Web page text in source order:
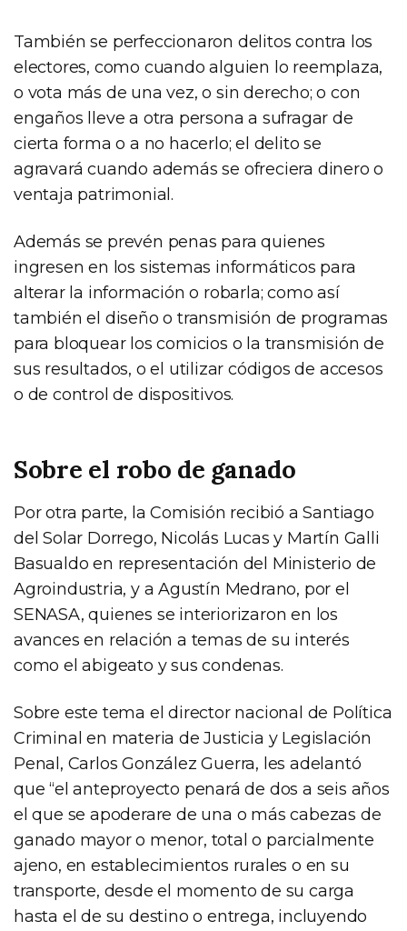
También se perfeccionaron delitos contra los
electores, como cuando alguien lo reemplaza,
o vota más de una vez, o sin derecho; o con
engaños lleve a otra persona a sufragar de
cierta forma o a no hacerlo; el delito se
agravará cuando además se ofreciera dinero o
ventaja patrimonial.
Además se prevén penas para quienes
ingresen en los sistemas informáticos para
alterar la información o robarla; como así
también el diseño o transmisión de programas
para bloquear los comicios o la transmisión de
sus resultados, o el utilizar códigos de accesos
o de control de dispositivos.
Sobre el robo de ganado
Por otra parte, la Comisión recibió a Santiago
del Solar Dorrego, Nicolás Lucas y Martín Galli
Basualdo en representación del Ministerio de
Agroindustria, y a Agustín Medrano, por el
SENASA, quienes se interiorizaron en los
avances en relación a temas de su interés
como el abigeato y sus condenas.
Sobre este tema el director nacional de Política
Criminal en materia de Justicia y Legislación
Penal, Carlos González Guerra, les adelantó
que “el anteproyecto penará de dos a seis años
el que se apoderare de una o más cabezas de
ganado mayor o menor, total o parcialmente
ajeno, en establecimientos rurales o en su
transporte, desde el momento de su carga
hasta el de su destino o entrega, incluyendo